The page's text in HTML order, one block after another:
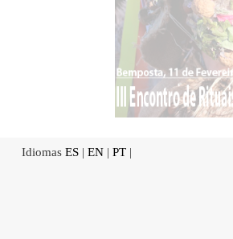
Idiomas ES | EN | PT |